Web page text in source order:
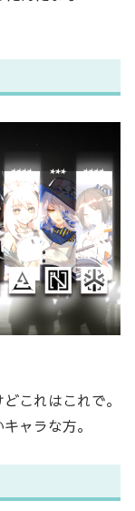
これはこれで。
ャラな方。